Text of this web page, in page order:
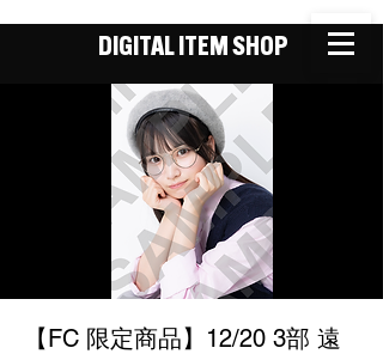
DIGITAL ITEM SHOP
【FC 限定商品】12/20 3部 遠